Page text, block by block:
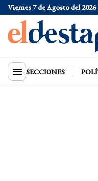
Viernes 7 de Agosto del 2026
Dólar Oficial
SECCIONES